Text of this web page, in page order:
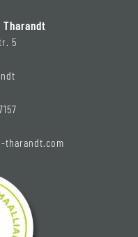
Tharandt
5
tharandt.com